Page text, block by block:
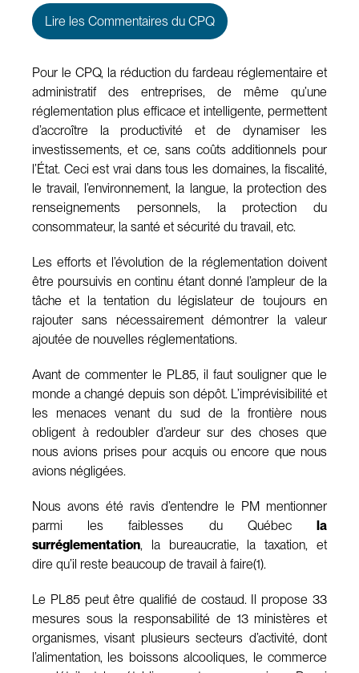
Lire les Commentaires du CPQ
Pour le CPQ, la réduction du fardeau réglementaire et
administratif des entreprises, de même qu’une
réglementation plus efficace et intelligente, permettent
d’accroître la productivité et de dynamiser les
investissements, et ce, sans coûts additionnels pour
l’État. Ceci est vrai dans tous les domaines, la fiscalité,
le travail, l’environnement, la langue, la protection des
renseignements personnels, la protection du
consommateur, la santé et sécurité du travail, etc.
Les efforts et l’évolution de la réglementation doivent
être poursuivis en continu étant donné l’ampleur de la
tâche et la tentation du législateur de toujours en
rajouter sans nécessairement démontrer la valeur
ajoutée de nouvelles réglementations.
Avant de commenter le PL85, il faut souligner que le
monde a changé depuis son dépôt. L’imprévisibilité et
les menaces venant du sud de la frontière nous
obligent à redoubler d’ardeur sur des choses que
nous avions prises pour acquis ou encore que nous
avions négligées.
Nous avons été ravis d’entendre le PM mentionner
parmi les faiblesses du Québec la
surréglementation, la bureaucratie, la taxation, et
dire qu’il reste beaucoup de travail à faire(1).
Le PL85 peut être qualifié de costaud. Il propose 33
mesures sous la responsabilité de 13 ministères et
organismes, visant plusieurs secteurs d’activité, dont
l’alimentation, les boissons alcooliques, le commerce